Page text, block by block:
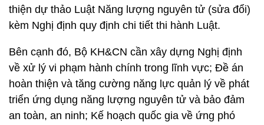
thiện dự thảo Luật Năng lượng nguyên tử (sửa đổi)
kèm Nghị định quy định chi tiết thi hành Luật.
Bên cạnh đó, Bộ KH&CN cần xây dựng Nghị định
về xử lý vi phạm hành chính trong lĩnh vực; Đề án
hoàn thiện và tăng cường năng lực quản lý về phát
triển ứng dụng năng lượng nguyên tử và bảo đảm
an toàn, an ninh; Kế hoạch quốc gia về ứng phó